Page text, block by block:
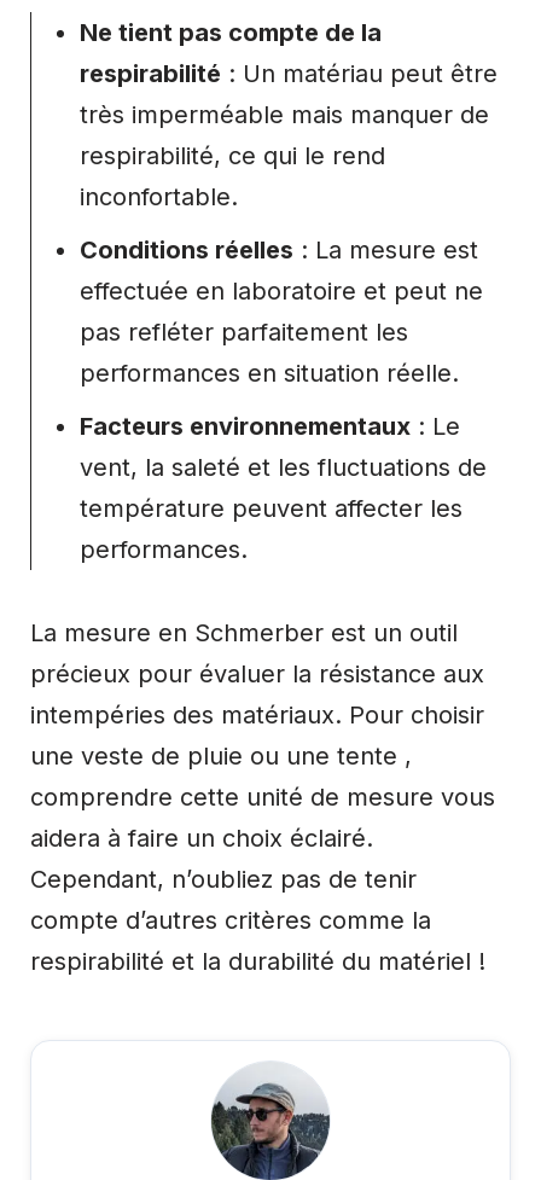
Ne tient pas compte de la
respirabilité : Un matériau peut être
très imperméable mais manquer de
respirabilité, ce qui le rend
inconfortable.
Conditions réelles : La mesure est
effectuée en laboratoire et peut ne
pas refléter parfaitement les
performances en situation réelle.
Facteurs environnementaux : Le
vent, la saleté et les fluctuations de
température peuvent affecter les
performances.
La mesure en Schmerber est un outil
précieux pour évaluer la résistance aux
intempéries des matériaux. Pour choisir
une veste de pluie ou une tente ,
comprendre cette unité de mesure vous
aidera à faire un choix éclairé.
Cependant, n’oubliez pas de tenir
compte d’autres critères comme la
respirabilité et la durabilité du matériel !